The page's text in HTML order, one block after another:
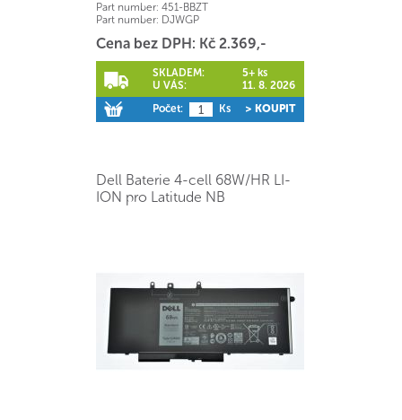
Part number: 451-BBZT
Part number: DJWGP
Cena bez DPH: Kč 2.369,-
SKLADEM:
5+ ks
U VÁS:
11. 8. 2026
Počet:
Ks > KOUPIT
Dell Baterie 4-cell 68W/HR LI-
ION pro Latitude NB